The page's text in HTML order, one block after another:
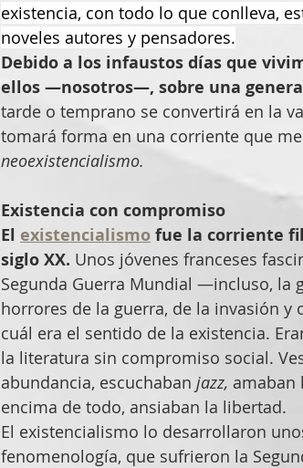
existencia, con todo lo que conlleva,
noveles autores y pensadores.
Debido a los infaustos días que
ellos —nosotros—, sobre una
tarde o temprano se convertirá en la
tomará forma en una corriente que
neoexistencialismo.
Existencia con compromiso
El existencialismo fue la corriente
siglo XX. Unos jóvenes franceses
Segunda Guerra Mundial —incluso, la
horrores de la guerra, de la invasión y
cuál era el sentido de la existencia.
la literatura sin compromiso social.
abundancia, escuchaban jazz, amaban
encima de todo, ansiaban la libertad.
El existencialismo lo desarrollaron
fenomenología, que sufrieron la